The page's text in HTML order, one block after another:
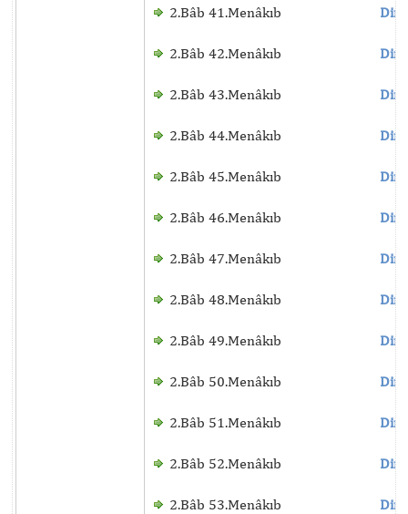
2.Bâb 41.Menâkıb
2.Bâb 42.Menâkıb
2.Bâb 43.Menâkıb
2.Bâb 44.Menâkıb
2.Bâb 45.Menâkıb
2.Bâb 46.Menâkıb
2.Bâb 47.Menâkıb
2.Bâb 48.Menâkıb
2.Bâb 49.Menâkıb
2.Bâb 50.Menâkıb
2.Bâb 51.Menâkıb
2.Bâb 52.Menâkıb
2.Bâb 53.Menâkıb